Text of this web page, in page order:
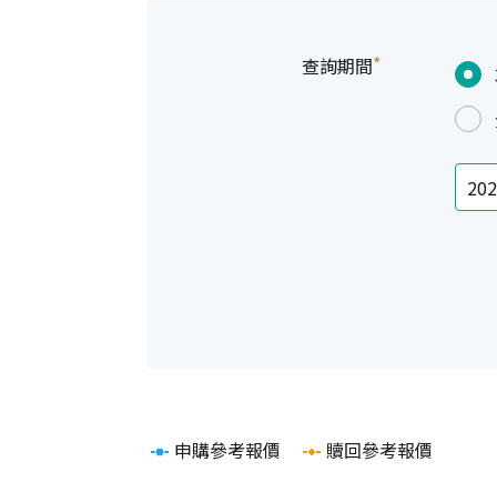
查詢期間*
Line chart with 2 lines.
申購參考報價 贖回參考報價